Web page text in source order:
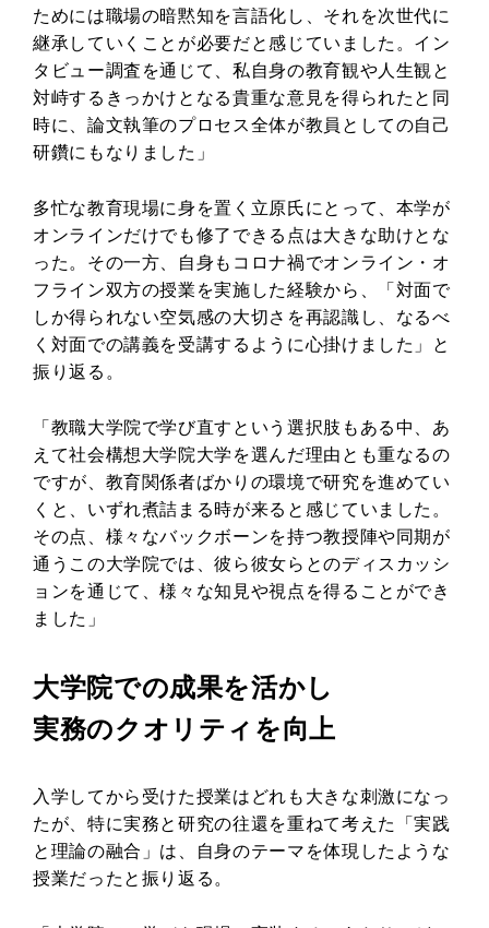
ためには職場の暗黙知を言語化し、それを次世代に
継承していくことが必要だと感じていました。イン
タビュー調査を通じて、私自身の教育観や人生観と
対峙するきっかけとなる貴重な意見を得られたと同
時に、論文執筆のプロセス全体が教員としての自己
研鑽にもなりました」
多忙な教育現場に身を置く立原氏にとって、本学が
オンラインだけでも修了できる点は大きな助けとな
った。その一方、自身もコロナ禍でオンライン・オ
フライン双方の授業を実施した経験から、「対面で
しか得られない空気感の大切さを再認識し、なるべ
く対面での講義を受講するように心掛けました」と
振り返る。
「教職大学院で学び直すという選択肢もある中、あ
えて社会構想大学院大学を選んだ理由とも重なるの
ですが、教育関係者ばかりの環境で研究を進めてい
くと、いずれ煮詰まる時が来ると感じていました。
その点、様々なバックボーンを持つ教授陣や同期が
通うこの大学院では、彼ら彼女らとのディスカッシ
ョンを通じて、様々な知見や視点を得ることができ
ました」
大学院での成果を活かし
実務のクオリティを向上
入学してから受けた授業はどれも大きな刺激になっ
たが、特に実務と研究の往還を重ねて考えた「実践
と理論の融合」は、自身のテーマを体現したような
授業だったと振り返る。